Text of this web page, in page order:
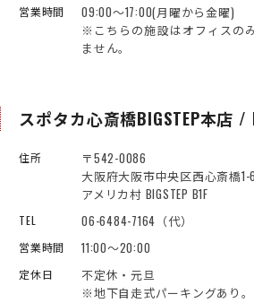
営業時間
09:00～17:00(月曜から金曜)
※こちらの施設はオフィスの
ません。
スポタカ心斎橋BIGSTEP本店 /
住所
〒542-0086
大阪府大阪市中央区西心斎橋1-
アメリカ村 BIGSTEP B1F
TEL 06-6484-7164（代）
営業時間 11:00～20:00
定休日
不定休・元旦
※地下自走式パーキングあり。